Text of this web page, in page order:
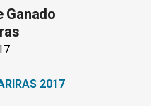
Ganado
2017